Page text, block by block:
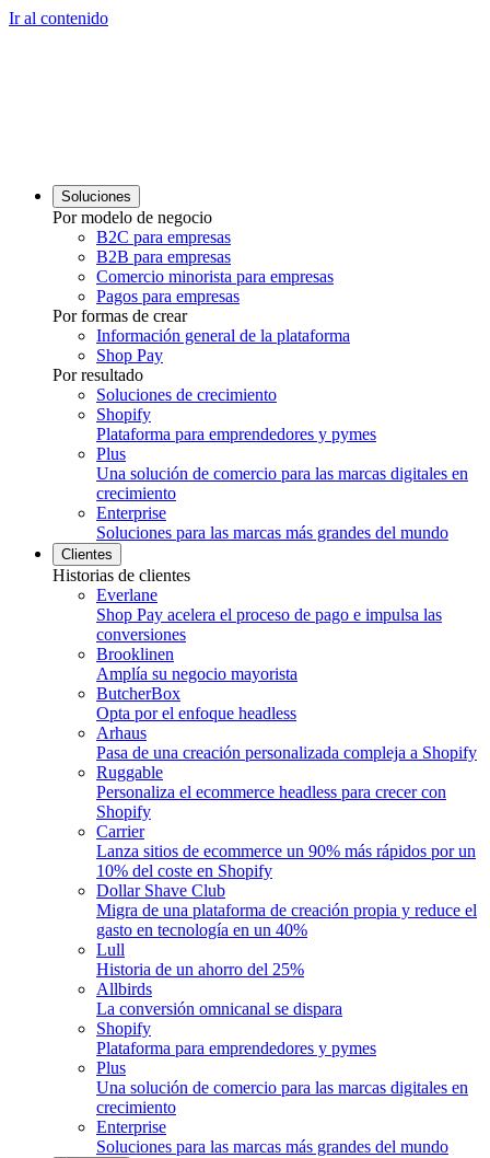
Ir al contenido
Soluciones
Por modelo de negocio
B2C para empresas
B2B para empresas
Comercio minorista para empresas
Pagos para empresas
Por formas de crear
Información general de la plataforma
Shop Pay
Por resultado
Soluciones de crecimiento
Shopify
Plataforma para emprendedores y pymes
Plus
Una solución de comercio para las marcas digitales en
crecimiento
Enterprise
Soluciones para las marcas más grandes del mundo
Clientes
Historias de clientes
Everlane
Shop Pay acelera el proceso de pago e impulsa las
conversiones
Brooklinen
Amplía su negocio mayorista
ButcherBox
Opta por el enfoque headless
Arhaus
Pasa de una creación personalizada compleja a Shopify
Ruggable
Personaliza el ecommerce headless para crecer con
Shopify
Carrier
Lanza sitios de ecommerce un 90% más rápidos por un
10% del coste en Shopify
Dollar Shave Club
Migra de una plataforma de creación propia y reduce el
gasto en tecnología en un 40%
Lull
Historia de un ahorro del 25%
Allbirds
La conversión omnicanal se dispara
Shopify
Plataforma para emprendedores y pymes
Plus
Una solución de comercio para las marcas digitales en
crecimiento
Enterprise
Soluciones para las marcas más grandes del mundo